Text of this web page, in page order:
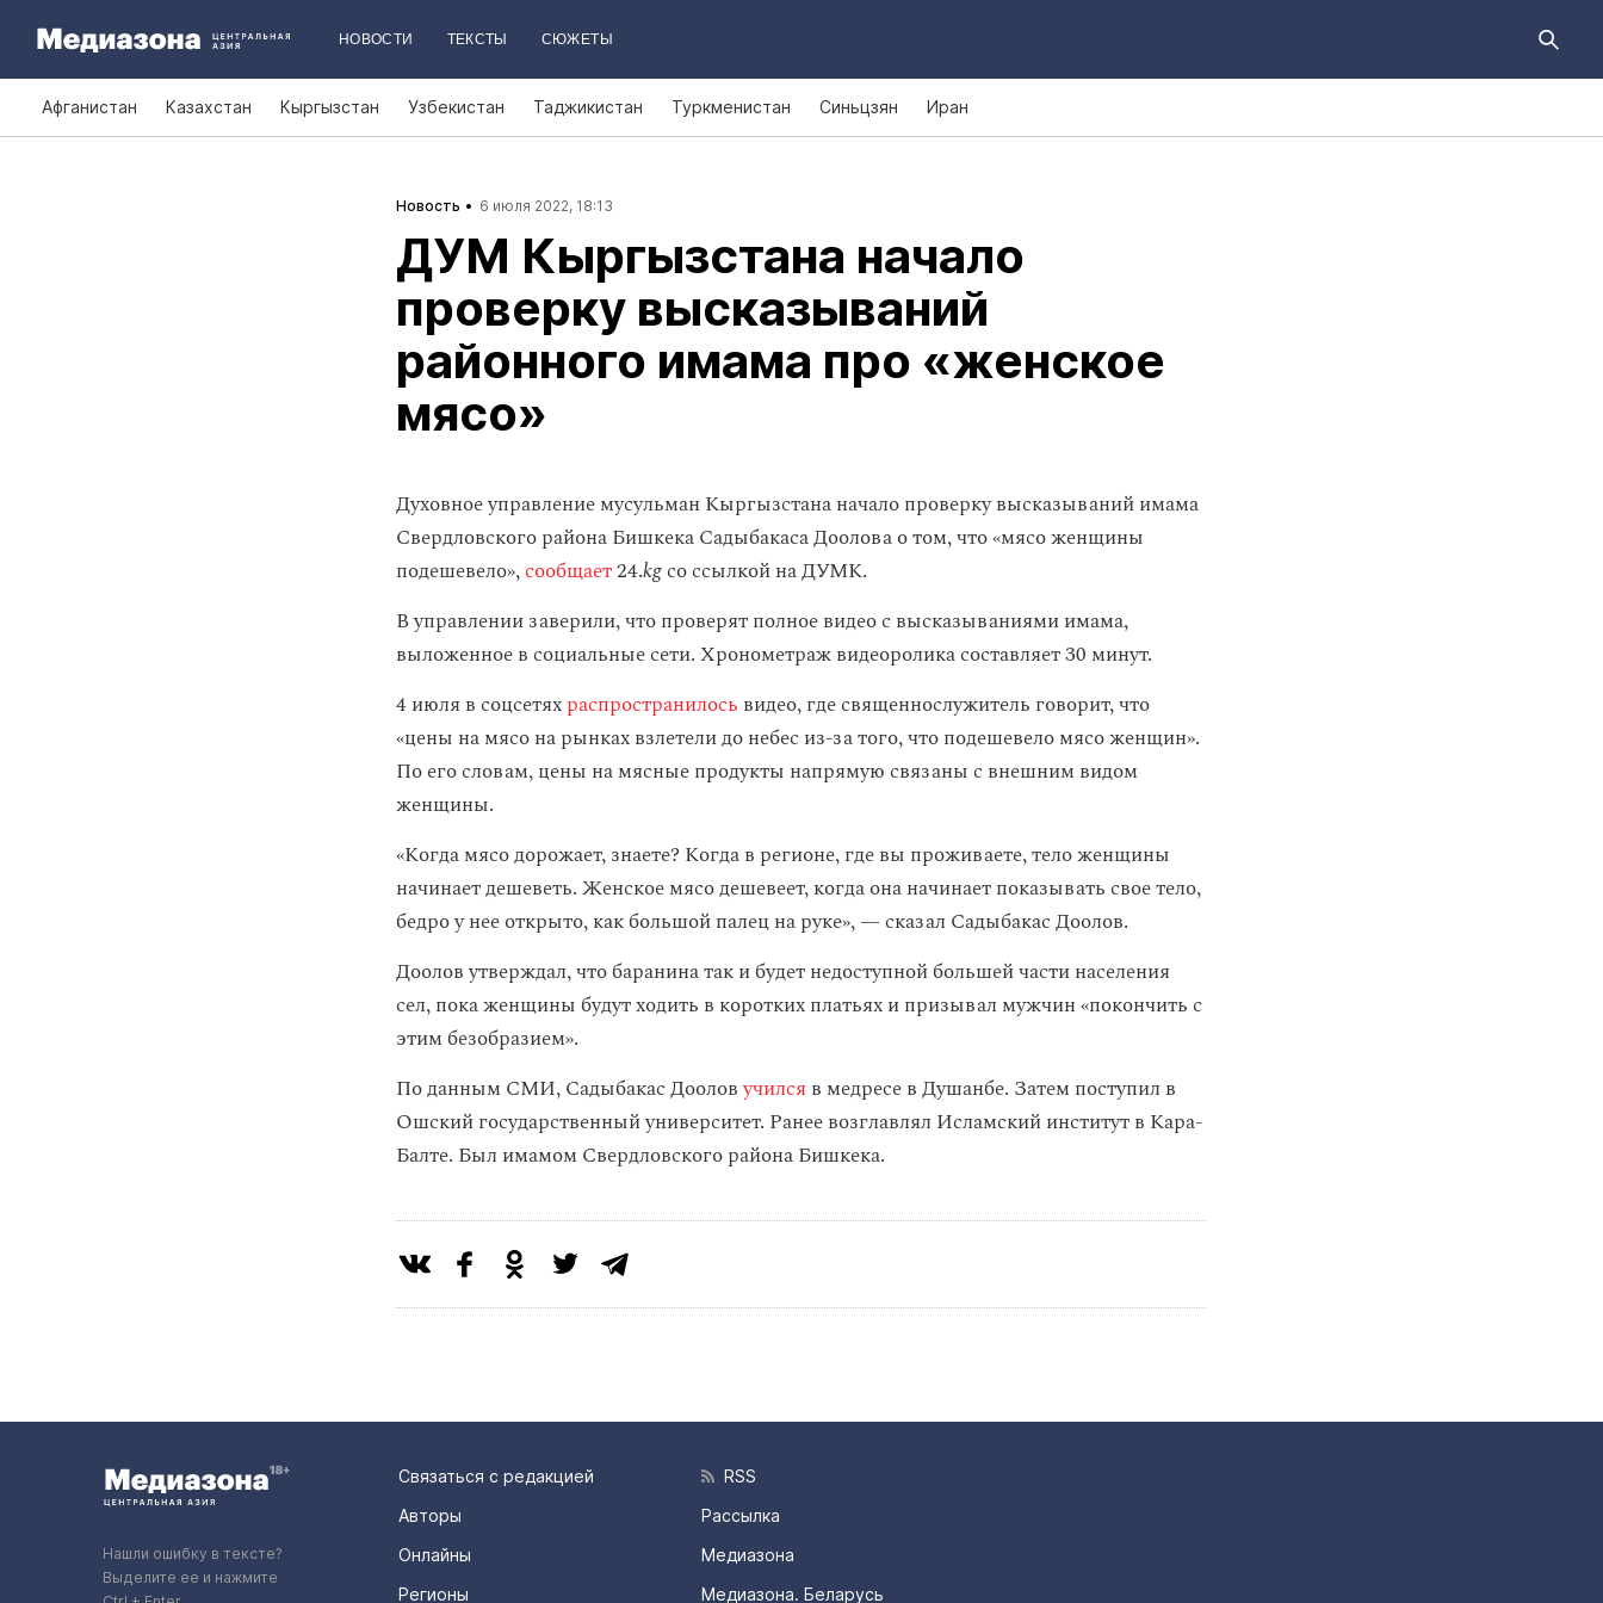
НОВОСТИ ТЕКСТЫ СЮЖЕТЫ
Афганистан Казахстан Кыргызстан Узбекистан Таджикистан Туркменистан Синьцзян Иран
Новость 6 июля 2022, 18:13
ДУМ Кыргызстана начало
проверку высказываний
районного имама про «женское
мясо»
Духовное управление мусульман Кыргызстана начало проверку высказываний имама
Свердловского района Бишкека Садыбакаса Доолова о том, что «мясо женщины
подешевело»,сообщает24.kgсо ссылкой на ДУМК.
В управлении заверили, что проверят полное видео с высказываниями имама,
выложенное в социальные сети. Хронометраж видеоролика составляет 30 минут.
4 июля в соцсетяхраспространилось видео, где священнослужитель говорит, что
«цены на мясо на рынках взлетели до небес из-за того, что подешевело мясо женщин».
По его словам, цены на мясные продукты напрямую связаны с внешним видом
женщины.
«Когда мясо дорожает, знаете? Когда в регионе, где вы проживаете, тело женщины
начинает дешеветь. Женское мясо дешевеет, когда она начинает показывать свое тело,
бедро у нее открыто, как большой палец на руке», — сказал Садыбакас Доолов.
Доолов утверждал, что баранина так и будет недоступной большей части населения
сел, пока женщины будут ходить в коротких платьях и призывал мужчин «покончить с
этим безобразием».
По данным СМИ, Садыбакас Дооловучился в медресе в Душанбе. Затем поступил в
Ошский государственный университет. Ранее возглавлял Исламский институт в Кара-
Балте. Был имамом Свердловского района Бишкека.
Нашли ошибку в тексте?
Выделите ее и нажмите
Связаться с редакцией
Авторы
Онлайны
Регионы
RSS
Рассылка
Медиазона
Медиазона. Беларусь